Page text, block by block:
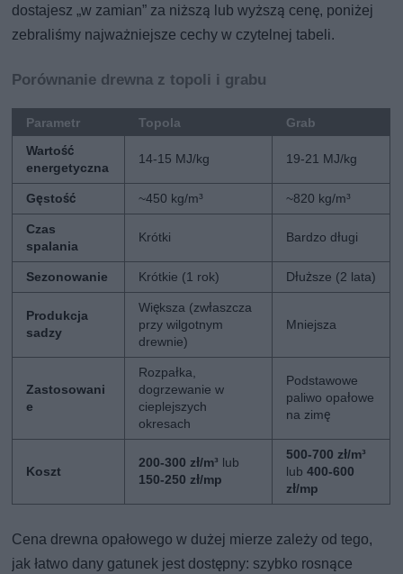
dostajesz „w zamian” za niższą lub wyższą cenę, poniżej
zebraliśmy najważniejsze cechy w czytelnej tabeli.
Porównanie drewna z topoli i grabu
Parametr Topola
Grab
Wartość
energetyczna
14-15 MJ/kg 19-21 MJ/kg
Gęstość ~450 kg/m³ ~820 kg/m³
Czas
spalania
Krótki Bardzo długi
Sezonowanie Krótkie (1 rok) Dłuższe (2 lata)
Produkcja
sadzy
Większa (zwłaszcza
przy wilgotnym
drewnie)
Mniejsza
Zastosowani
e
Rozpałka,
dogrzewanie w
cieplejszych
okresach
Podstawowe
paliwo opałowe
na zimę
Koszt
200-300 zł/m³ lub
150-250 zł/mp
500-700 zł/m³
lub400-600
zł/mp
Cena drewna opałowego w dużej mierze zależy od tego,
jak łatwo dany gatunek jest dostępny: szybko rosnące